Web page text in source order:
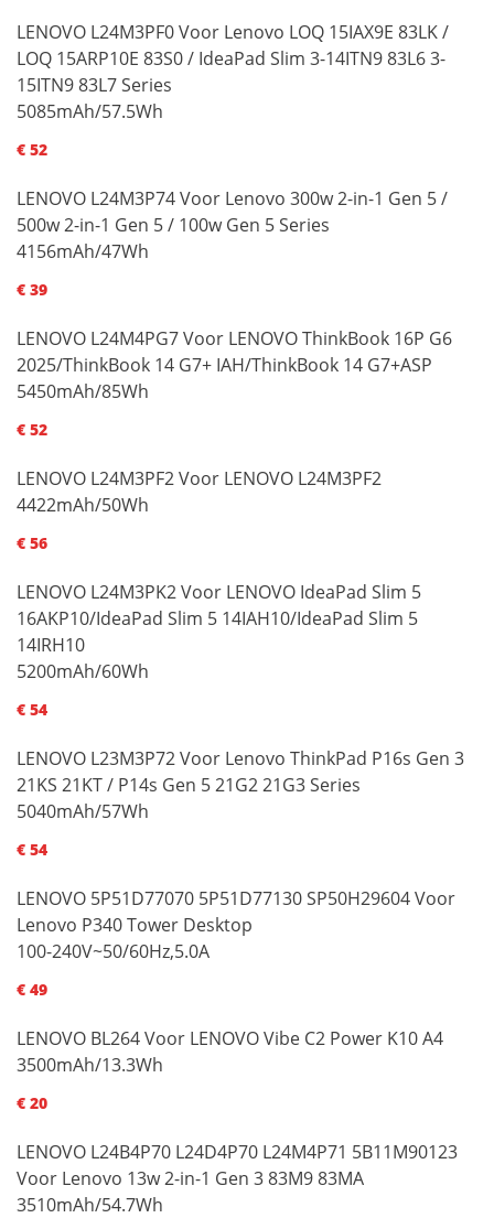
LENOVO L24M3PF0 Voor Lenovo LOQ 15IAX9E 83LK /
LOQ 15ARP10E 83S0 / IdeaPad Slim 3-14ITN9 83L6 3-
15ITN9 83L7 Series
5085mAh/57.5Wh
€ 52
LENOVO L24M3P74 Voor Lenovo 300w 2-in-1 Gen 5 /
500w 2-in-1 Gen 5 / 100w Gen 5 Series
4156mAh/47Wh
€ 39
LENOVO L24M4PG7 Voor LENOVO ThinkBook 16P G6
2025/ThinkBook 14 G7+ IAH/ThinkBook 14 G7+ASP
5450mAh/85Wh
€ 52
LENOVO L24M3PF2 Voor LENOVO L24M3PF2
4422mAh/50Wh
€ 56
LENOVO L24M3PK2 Voor LENOVO IdeaPad Slim 5
16AKP10/IdeaPad Slim 5 14IAH10/IdeaPad Slim 5
14IRH10
5200mAh/60Wh
€ 54
LENOVO L23M3P72 Voor Lenovo ThinkPad P16s Gen 3
21KS 21KT / P14s Gen 5 21G2 21G3 Series
5040mAh/57Wh
€ 54
LENOVO 5P51D77070 5P51D77130 SP50H29604 Voor
Lenovo P340 Tower Desktop
100-240V~50/60Hz,5.0A
€ 49
LENOVO BL264 Voor LENOVO Vibe C2 Power K10 A4
3500mAh/13.3Wh
€ 20
LENOVO L24B4P70 L24D4P70 L24M4P71 5B11M90123
Voor Lenovo 13w 2-in-1 Gen 3 83M9 83MA
3510mAh/54.7Wh